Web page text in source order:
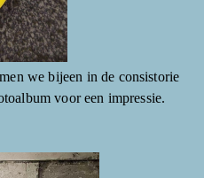
we bijeen in de consistorie
voor een impressie.